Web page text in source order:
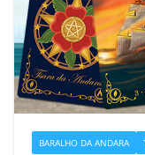
BARALHO DA ANDARA